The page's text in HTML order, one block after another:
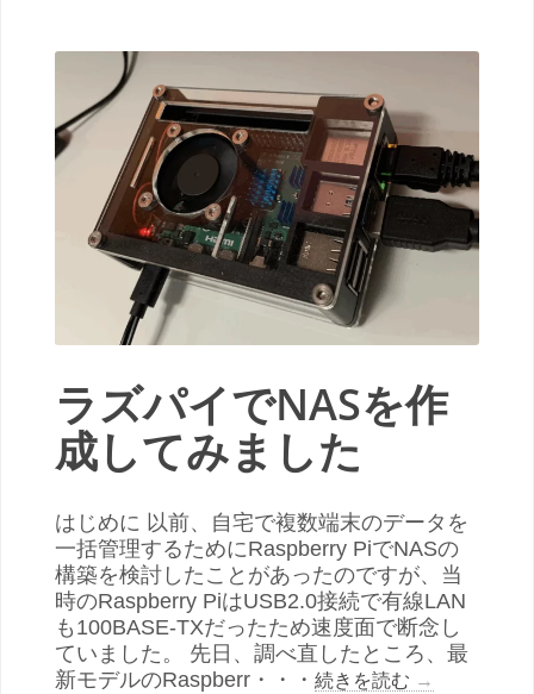
ラズパイでNASを作
成してみました
はじめに 以前、自宅で複数端末のデータを
一括管理するためにRaspberry PiでNASの
構築を検討したことがあったのですが、当
時のRaspberry PiはUSB2.0接続で有線LAN
も100BASE-TXだったため速度面で断念し
ていました。 先日、調べ直したところ、最
新モデルのRaspberr・・・ 続きを読む →